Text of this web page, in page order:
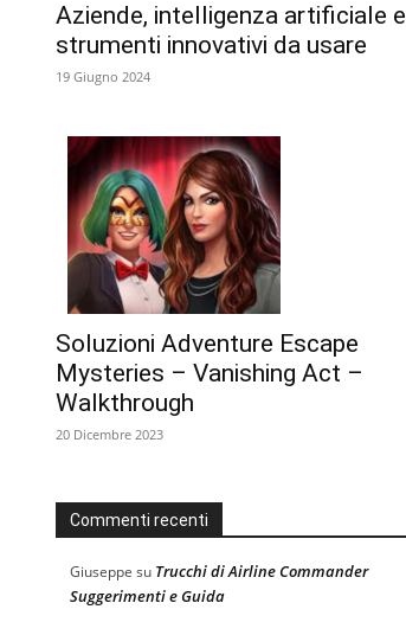
Aziende, intelligenza artificiale e
strumenti innovativi da usare
19 Giugno 2024
Soluzioni Adventure Escape
Mysteries – Vanishing Act –
Walkthrough
20 Dicembre 2023
Commenti recenti
Giuseppe su Trucchi di Airline Commander
Suggerimenti e Guida